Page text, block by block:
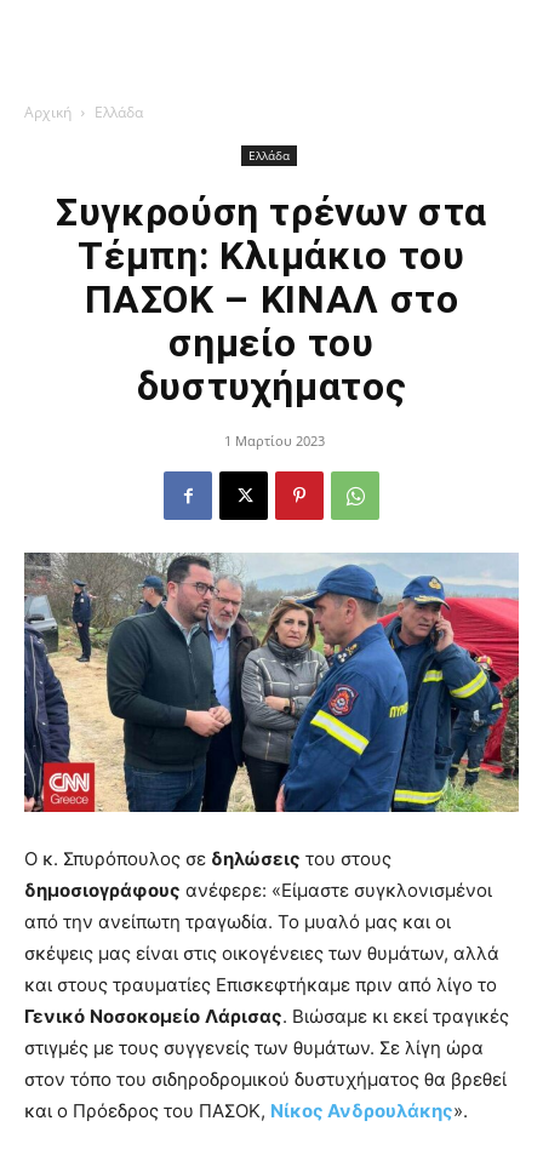
Αρχική Ελλάδα
Ελλάδα
Συγκρούση τρένων στα
Τέμπη: Κλιμάκιο του
ΠΑΣΟΚ – ΚΙΝΑΛ στο
σημείο του
δυστυχήματος
1 Μαρτίου 2023
Ο κ. Σπυρόπουλος σε δηλώσεις του στους
δημοσιογράφους ανέφερε: «Είμαστε συγκλονισμένοι
από την ανείπωτη τραγωδία. Το μυαλό μας και οι
σκέψεις μας είναι στις οικογένειες των θυμάτων, αλλά
και στους τραυματίες Επισκεφτήκαμε πριν από λίγο το
Γενικό Νοσοκομείο Λάρισας. Βιώσαμε κι εκεί τραγικές
στιγμές με τους συγγενείς των θυμάτων. Σε λίγη ώρα
στον τόπο του σιδηροδρομικού δυστυχήματος θα βρεθεί
και ο Πρόεδρος του ΠΑΣΟΚ, Νίκος Ανδρουλάκης».